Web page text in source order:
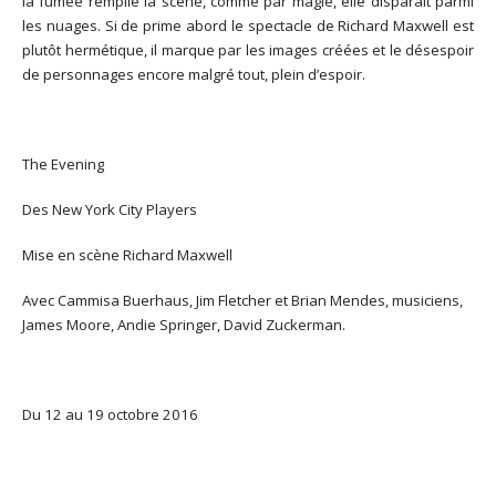
les nuages. Si de prime abord le spectacle de Richard Maxwell est
plutôt hermétique, il marque par les images créées et le désespoir
de personnages encore malgré tout, plein d’espoir.
The Evening
Des New York City Players
Mise en scène Richard Maxwell
Avec Cammisa Buerhaus, Jim Fletcher et Brian Mendes, musiciens,
James Moore, Andie Springer, David Zuckerman.
Du 12 au 19 octobre 2016